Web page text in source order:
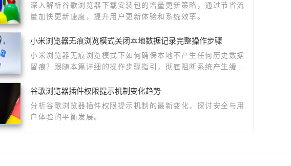
深入解析谷歌浏览器下载安装包的增量更新策略，通过节省流
量加快更新速度，提升用户更新体验和系统效率。
小米浏览器无痕浏览模式关闭本地数据记录完整操作步骤
小米浏览器无痕浏览模式下如何确保本地不产生任何历史数据
留痕？跟随本篇详细的操作步骤指引，彻底阻断系统产生缓存
谷歌浏览器插件权限提示机制变化趋势
分析谷歌浏览器插件权限提示机制的最新变化，探讨安全与用
户体验的平衡发展。